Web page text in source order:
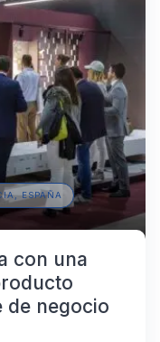
ESPAÑA
con una
de negocio